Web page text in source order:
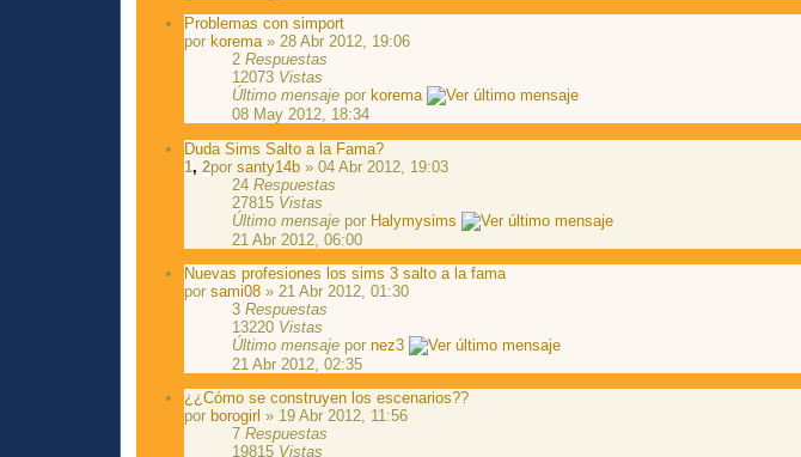
Problemas con simport
por korema» 28 Abr 2012, 19:06
2Respuestas
12073 Vistas
Último mensaje por korema
08 May 2012, 18:34
Duda Sims Salto a la Fama?
1,2porsanty14b » 04 Abr 2012, 19:03
24Respuestas
27815 Vistas
Último mensaje por Halymysims
21 Abr 2012, 06:00
Nuevas profesiones los sims 3 salto a la fama
porsami08 » 21 Abr 2012, 01:30
3Respuestas
13220 Vistas
Último mensaje pornez3
21 Abr 2012, 02:35
¿¿Cómo se construyen los escenarios??
por borogirl » 19 Abr 2012, 11:56
7Respuestas
19815 Vistas